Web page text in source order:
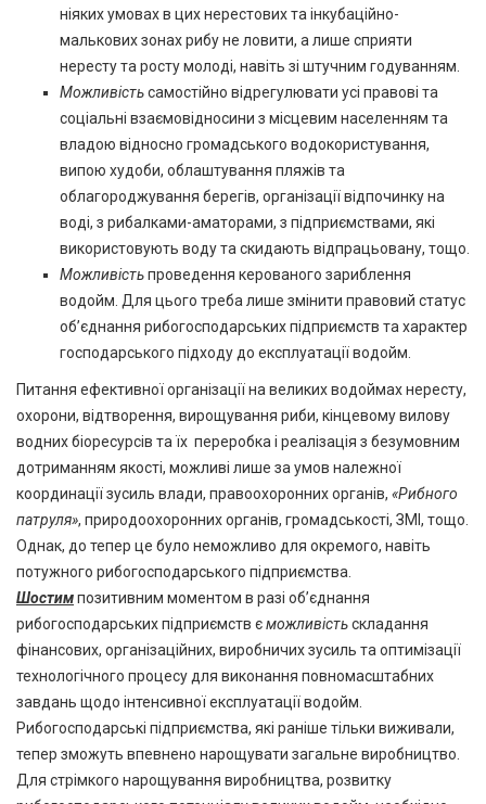
ніяких умовах в цих нерестових та інкубаційно-
малькових зонах рибу не ловити, а лише сприяти
нересту та росту молоді, навіть зі штучним годуванням.
Можливістьсамостійно відрегулювати усі правові та
соціальні взаємовідносини з місцевим населенням та
владою відносно громадського водокористування,
випою худоби, облаштування пляжів та
облагороджування берегів, організації відпочинку на
воді, з рибалками-аматорами, з підприємствами, які
використовують воду та скидають відпрацьовану, тощо.
Можливістьпроведення керованого зариблення
водойм. Для цього треба лише змінити правовий статус
об’єднання рибогосподарських підприємств та характер
господарського підходу до експлуатації водойм.
Питання ефективної організації на великих водоймах нересту,
охорони, відтворення, вирощування риби, кінцевому вилову
водних біоресурсів та їх переробка і реалізація з безумовним
дотриманням якості, можливі лише за умов належної
координації зусиль влади, правоохоронних органів, «Рибного
патруля», природоохоронних органів, громадськості, ЗМІ, тощо.
Однак, до тепер це було неможливо для окремого, навіть
потужного рибогосподарського підприємства.
Шостимпозитивним моментом в разі об’єднання
рибогосподарських підприємств єможливістьскладання
фінансових, організаційних, виробничих зусиль та оптимізації
технологічного процесу для виконання повномасштабних
завдань щодо інтенсивної експлуатації водойм.
Рибогосподарські підприємства, які раніше тільки виживали,
тепер зможуть впевнено нарощувати загальне виробництво.
Для стрімкого нарощування виробництва, розвитку